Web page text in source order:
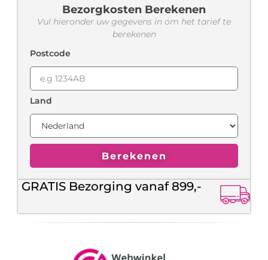
Bezorgkosten Berekenen
Vul hieronder uw gegevens in om het tarief te
berekenen
Postcode
Land
Berekenen
GRATIS Bezorging vanaf 899,-